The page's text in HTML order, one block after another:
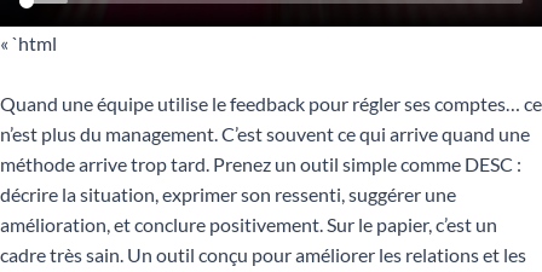
« `html
Quand une équipe utilise le feedback pour régler ses comptes… ce
n’est plus du management. C’est souvent ce qui arrive quand une
méthode arrive trop tard. Prenez un outil simple comme DESC :
décrire la situation, exprimer son ressenti, suggérer une
amélioration, et conclure positivement. Sur le papier, c’est un
cadre très sain. Un outil conçu pour améliorer les relations et les